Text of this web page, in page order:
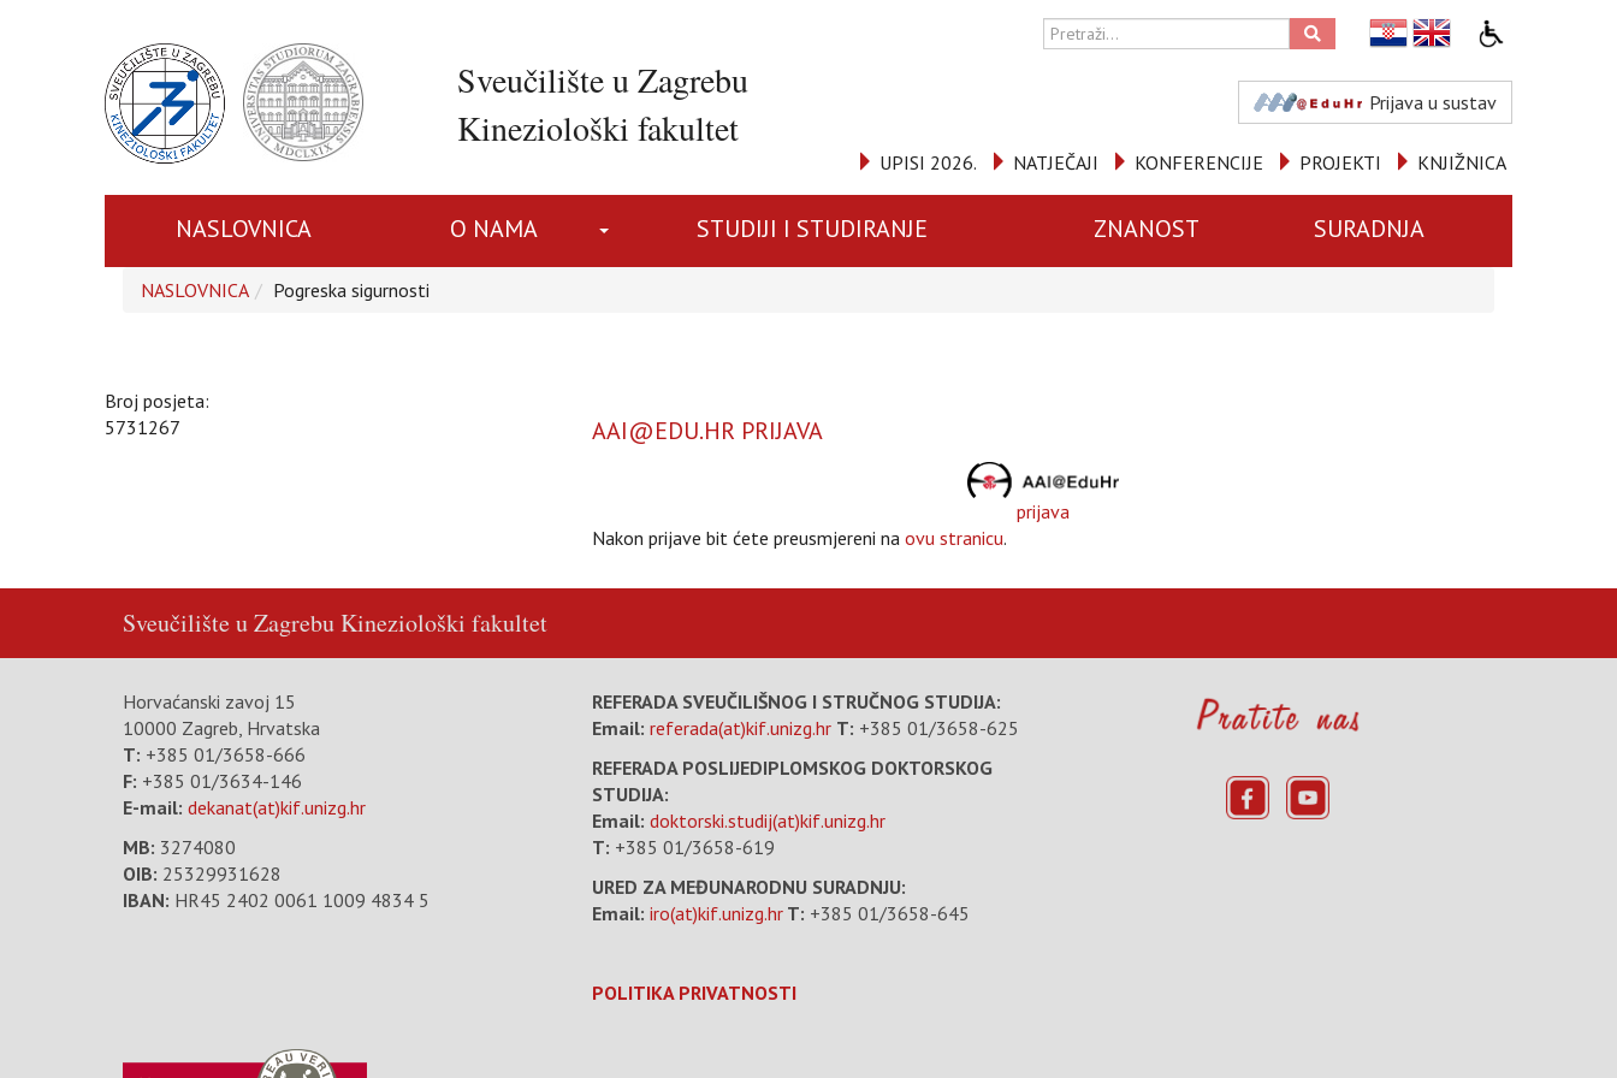
Sveučilište u Zagrebu
Kineziološki fakultet
Prijava u sustav
KNJIŽNICA
PROJEKTI
KONFERENCIJE
NATJEČAJI
UPISI 2026.
NASLOVNICA O NAMA STUDIJI I STUDIRANJE ZNANOST SURADNJA
NASLOVNICA Pogreska sigurnosti
Broj posjeta:
5731267
AAI@EDU.HR PRIJAVA
prijava
Nakon prijave bit ćete preusmjereni na ovu stranicu.
Sveučilište u ZagrebuKineziološki fakultet
Horvaćanski zavoj 15
10000 Zagreb, Hrvatska
T: +385 01/3658-666
F: +385 01/3634-146
E-mail: dekanat(at)kif.unizg.hr
MB: 3274080
OIB: 25329931628
IBAN: HR45 2402 0061 1009 4834 5
REFERADA SVEUČILIŠNOG I STRUČNOG STUDIJA:
Email: referada(at)kif.unizg.hr T: +385 01/3658-625
REFERADA POSLIJEDIPLOMSKOG DOKTORSKOG
STUDIJA:
Email: doktorski.studij(at)kif.unizg.hr
T: +385 01/3658-619
URED ZA MEĐUNARODNU SURADNJU:
Email: iro(at)kif.unizg.hr T: +385 01/3658-645
POLITIKA PRIVATNOSTI